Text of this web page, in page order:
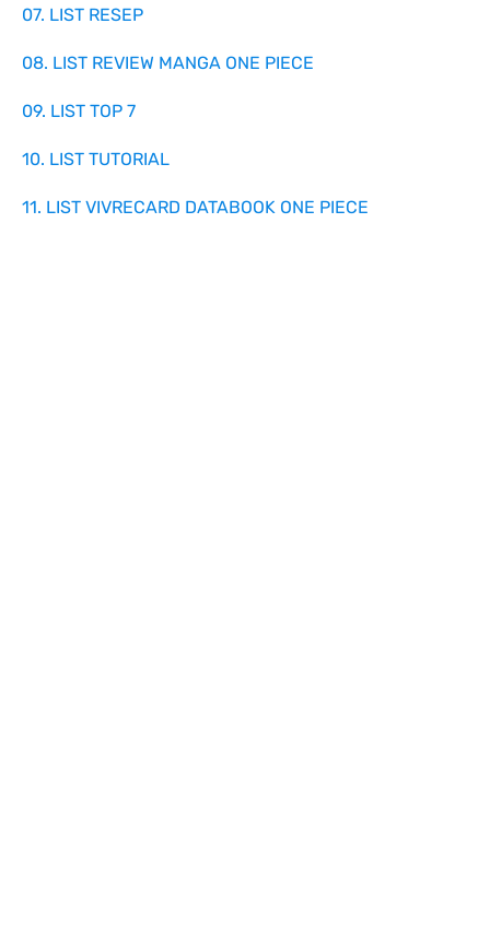
07. LIST RESEP
08. LIST REVIEW MANGA ONE PIECE
09. LIST TOP 7
10. LIST TUTORIAL
11. LIST VIVRECARD DATABOOK ONE PIECE